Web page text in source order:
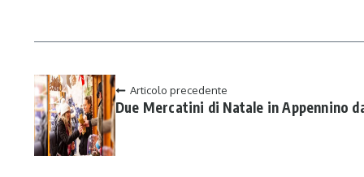
Articolo precedente
Due Mercatini di Natale in Appennino